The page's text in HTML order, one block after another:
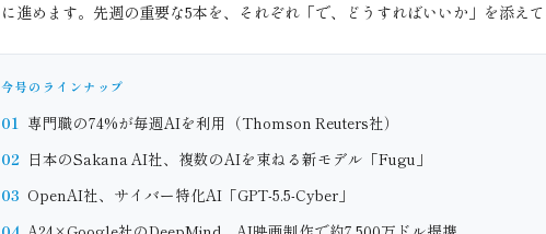
に進めます。先週の重要な5本を、それぞれ「で、どうすればいいか」を添えて
今号のラインナップ
01 専門職の74%が毎週AIを利用（Thomson Reuters社）
02 日本のSakana AI社、複数のAIを束ねる新モデル「Fugu」
03 OpenAI社、サイバー特化AI「GPT-5.5-Cyber」